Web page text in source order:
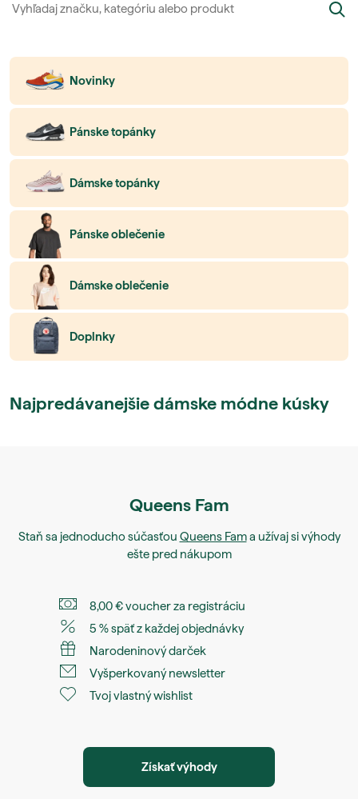
Novinky
Pánske topánky
Dámske topánky
Pánske oblečenie
Dámske oblečenie
Doplnky
Najpredávanejšie dámske módne kúsky
Queens Fam
Staň sa jednoducho súčasťou Queens Fama užívaj si výhody
ešte pred nákupom
8,00 € voucher za registráciu
5 % späť z každej objednávky
Narodeninový darček
Vyšperkovaný newsletter
Tvoj vlastný wishlist
Získať výhody